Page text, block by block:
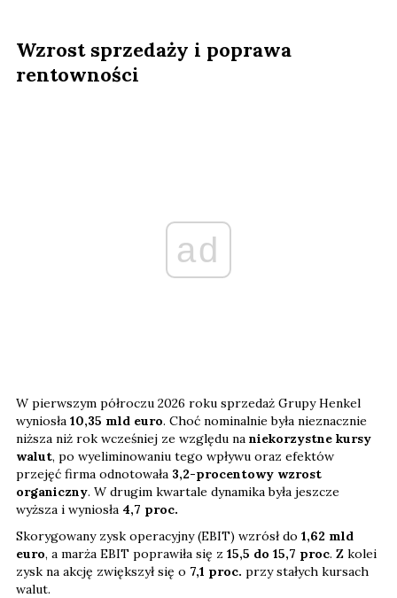
Wzrost sprzedaży i poprawa
rentowności
ad
W pierwszym półroczu 2026 roku sprzedaż Grupy Henkel
wyniosła 10,35 mld euro. Choć nominalnie była nieznacznie
niższa niż rok wcześniej ze względu na niekorzystne kursy
walut, po wyeliminowaniu tego wpływu oraz efektów
przejęć firma odnotowała 3,2-procentowy wzrost
organiczny. W drugim kwartale dynamika była jeszcze
wyższa i wyniosła 4,7 proc.
Skorygowany zysk operacyjny (EBIT) wzrósł do 1,62 mld
euro, a marża EBIT poprawiła się z 15,5 do 15,7 proc. Z kolei
zysk na akcję zwiększył się o 7,1 proc. przy stałych kursach
walut.